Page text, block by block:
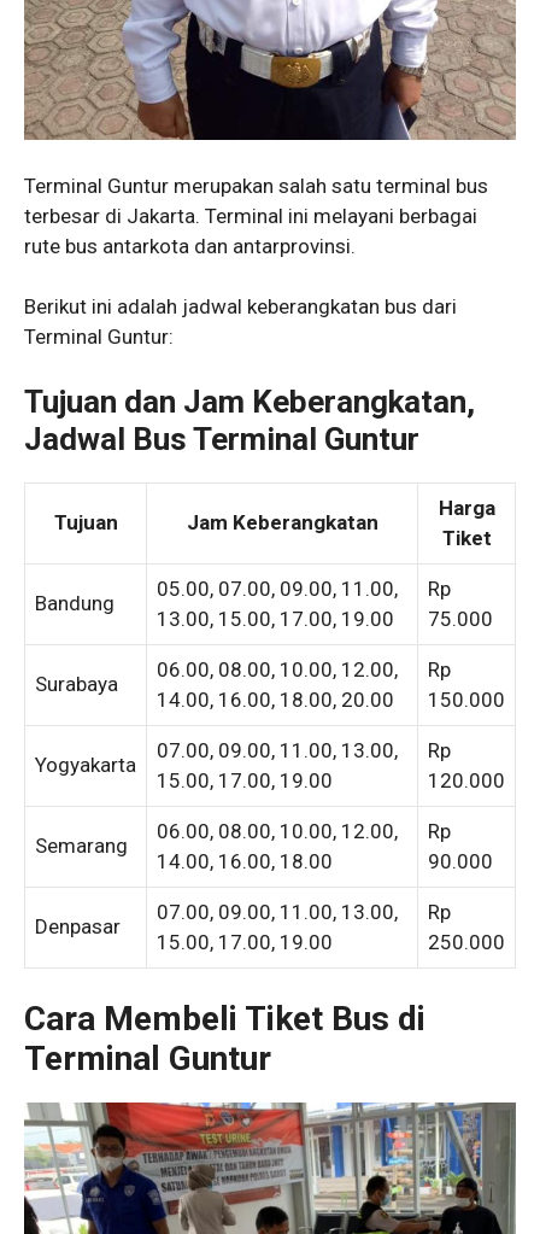
Terminal Guntur merupakan salah satu terminal bus
terbesar di Jakarta. Terminal ini melayani berbagai
rute bus antarkota dan antarprovinsi.
Berikut ini adalah jadwal keberangkatan bus dari
Terminal Guntur:
Tujuan dan Jam Keberangkatan,
Jadwal Bus Terminal Guntur
Tujuan Jam Keberangkatan
Harga
Tiket
Bandung
05.00, 07.00, 09.00, 11.00,
13.00, 15.00, 17.00, 19.00
Rp
75.000
Surabaya
06.00, 08.00, 10.00, 12.00,
14.00, 16.00, 18.00, 20.00
Rp
150.000
Yogyakarta
07.00, 09.00, 11.00, 13.00,
15.00, 17.00, 19.00
Rp
120.000
Semarang
06.00, 08.00, 10.00, 12.00,
14.00, 16.00, 18.00
Rp
90.000
Denpasar
07.00, 09.00, 11.00, 13.00,
15.00, 17.00, 19.00
Rp
250.000
Cara Membeli Tiket Bus di
Terminal Guntur